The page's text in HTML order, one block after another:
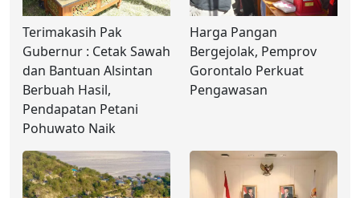
Terimakasih Pak
Gubernur : Cetak Sawah
dan Bantuan Alsintan
Berbuah Hasil,
Pendapatan Petani
Pohuwato Naik
Harga Pangan
Bergejolak, Pemprov
Gorontalo Perkuat
Pengawasan